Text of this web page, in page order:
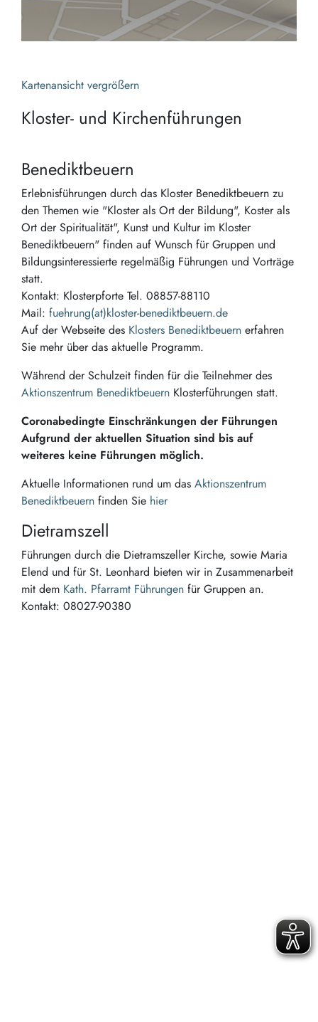
Kartenansicht vergrößern
Kloster- und Kirchenführungen
Benediktbeuern
Erlebnisführungen durch das Kloster Benediktbeuern zu
den Themen wie "Kloster als Ort der Bildung", Koster als
Ort der Spiritualität", Kunst und Kultur im Kloster
Benediktbeuern" finden auf Wunsch für Gruppen und
Bildungsinteressierte regelmäßig Führungen und Vorträge
statt.
Kontakt: Klosterpforte Tel. 08857-88110
Mail: fuehrung(at)kloster-benediktbeuern.de
Auf der Webseite des Klosters Benediktbeuern erfahren
Sie mehr über das aktuelle Programm.
Während der Schulzeit finden für die Teilnehmer des
Aktionszentrum Benediktbeuern Klosterführungen statt.
Coronabedingte Einschränkungen der Führungen
Aufgrund der aktuellen Situation sind bis auf
weiteres keine Führungen möglich.
Aktuelle Informationen rund um das Aktionszentrum
Benediktbeuern finden Sie hier
Dietramszell
Führungen durch die Dietramszeller Kirche, sowie Maria
Elend und für St. Leonhard bieten wir in Zusammenarbeit
mit dem Kath. Pfarramt Führungen für Gruppen an.
Kontakt: 08027-90380